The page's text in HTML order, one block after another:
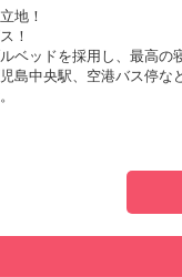
地！
！
ベッドを採用し、最高の
島中央駅、空港バス停な